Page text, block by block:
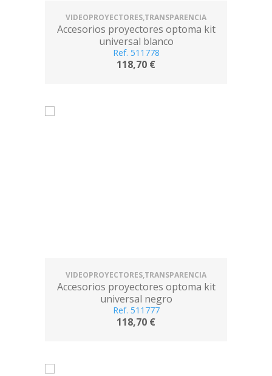
VIDEOPROYECTORES,TRANSPARENCIA
Accesorios proyectores optoma kit
universal blanco
Ref. 511778
118,70 €
VIDEOPROYECTORES,TRANSPARENCIA
Accesorios proyectores optoma kit
universal negro
Ref. 511777
118,70 €